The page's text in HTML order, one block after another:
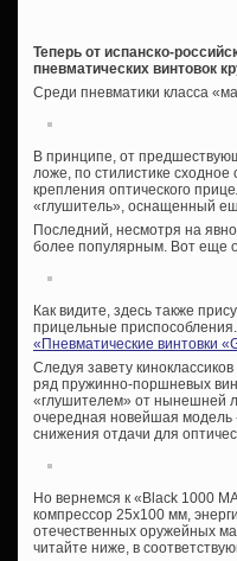
Теперь от испанско-
пневматических винтовок
Среди пневматики класса
В принципе, от
ложе, по стилистике сходное
крепления оптического
«глушитель», оснащенный
Последний, несмотря на
более популярным. Вот еще
Как видите, здесь также
прицельные
«Пневматические винтовки
Следуя завету
ряд пружинно-поршневых
«глушителем» от нынешней
очередная новейшая модель
снижения отдачи для
Но вернемся к «Black 1000
компрессор 25х100 мм,
отечественных оружейных
читайте ниже, в